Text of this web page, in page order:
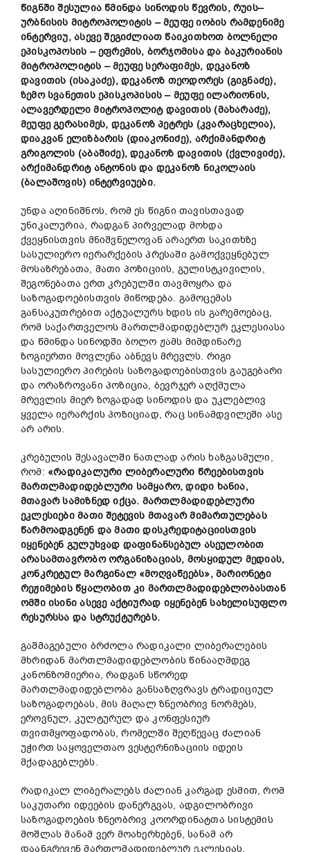
წიგნში შესულია წმინდა სინოდის წევრის,რუის–
ურბნისის მიტროპოლიტის –მეუფე იობის რამდენიმე
ინტერვიუ,ასევე შეგიძლიათ წაიკითხოთ ბოლნელი
ეპისკოპოსის –ეფრემის, ბორჯომისა და ბაკურიანის
მიტროპოლიტის –მეუფე სერაფიმეს, დეკანოზ
დავითის (ისაკაძე),დეკანოზ თეოდორეს (გიგნაძე),
ზემო სვანეთის ეპისკოპისის – მეუფე ილარიონის,
ალავერდელი მიტროპოლიტ დავითის (მახარაძე),
მეუფე გერასიმეს, დეკანოზ პეტრეს (კვარაცხელია),
დიაკვან ელიზბარის (დიაკონიძე), არქიმანდრიტ
გრიგოლის (აბაშიძე),დეკანოზ დავითის (ქვლივიძე),
არქიმანდრიტ ანტონის და დეკანოზ ნიკოლაის
(ბალაშოვის) ინტერვიუები.
უნდა აღინიშნოს, რომ ეს წიგნი თავისთავად
უნიკალურია, რადგან პირველად მოხდა
ქვეყნისთვის მნიშვნელოვან არაერთ საკითხზე
სასულიერო იერარქების პრესაში გამოქვეყნებულ
მოსაზრებათა, მათი პოზიციის, გულისტკივილის,
შეგონებათა ერთ კრებულში თავმოყრა და
საზოგადოებისთვის მიწოდება. გამოცემას
განსაკუთრებით აქტუალურს ხდის ის გარემოებაც,
რომ საქართველოს მართლმადიდებლურ ეკლესიასა
და წმინდა სინოდში ბოლო ჟამს მიმდინარე
ზოგიერთი მოვლენა აბნევს მრევლს. რიგი
სასულიერო პირების საზოგადოებისთვის გაუგებარი
და ორაზროვანი პოზიცია, ბევრჯერ აღქმულა
მრევლის მიერ ზოგადად სინოდის და უკლებლივ
ყველა იერარქის პოზიციად, რაც სინამდვილეში ასე
არ არის.
კრებულის შესავალში ნათლად არის ხაზგასმული,
რომ: «რადიკალური ლიბერალური წრეებისთვის
მართლმადიდებლური სამყარო,დიდი ხანია,
მთავარ სამიზნედ იქცა. მართლმადიდებლური
ეკლესიები მათი შეტევის მთავარ მიმართულებას
წარმოადგენენ და მათი დისკრედიტაციისთვის
იყენებენ გულუხვად დაფინანსებულ ასეულობით
არასამთავრობო ორგანიზაციას, მოსყიდულ მედიას,
კონკრეტულ მარგინალ«მოღვაწეებს», მარიონეტი
რეჟიმების წყალობით კი მართლმადიდებლობასთან
ომში ისინი ასევე აქტიურად იყენებენ სახელისუფლო
რესურსსა და სტრუქტურებს.
გაშმაგებული ბრძოლა რადიკალი ლიბერალების
მხრიდან მართლმადიდებლობის წინააღმდეგ
კანონზომიერია, რადგან სწორედ
მართლმადიდებლობა განსაზღვრავს ტრადიციულ
საზოგადოებას, მის მაღალ ზნეობრივ ნორმებს,
ეროვნულ, კულტურულ და კონფესიურ
თვითმყოფადობას, რომელში შეღწევაც ძალიან
უჭირთ საყოველთაო ვესტერნიზაციის იდეის
მქადაგებლებს.
რადიკალ ლიბერალებს ძალიან კარგად ესმით, რომ
საკუთარი იდეების დანერგვას, ადგილობრივი
საზოგადოების ზნეობრივ კოორდინატთა სისტემის
მოშლას მანამ ვერ მოახერხებენ, სანამ არ
დაანგრევენ მართლმადიდებლურ ეკლესიას,